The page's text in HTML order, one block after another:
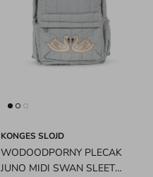
KONGES SLOJD
WODOODPORNY PLECAK
JUNO MIDI SWAN SLEET